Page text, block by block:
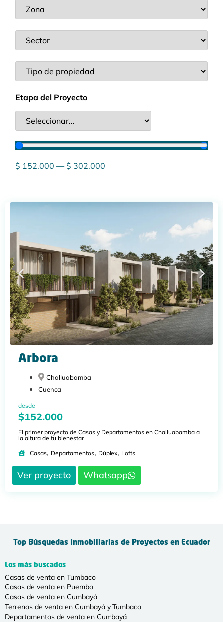
Arbora
Challuabamba -
Cuenca
desde
$152.000
El primer proyecto de Casas y Departamentos en Challuabamba a
la altura de tu bienestar
Casas, Departamentos, Dúplex, Lofts
Ver proyecto Whatsapp
Etapa del Proyecto
$ 152.000 —$ 302.000
Top Búsquedas Inmobiliarias de Proyectos en Ecuador
Los más buscados
Casas de venta en Tumbaco
Casas de venta en Puembo
Casas de venta en Cumbayá
Terrenos de venta en Cumbayá y Tumbaco
Departamentos de venta en Cumbayá